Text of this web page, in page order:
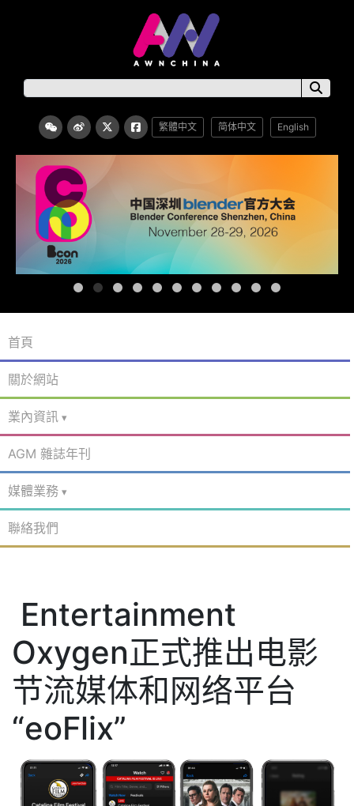
繁體中文 简体中文 English
首頁
關於網站
業內資訊
AGM 雜誌年刊
媒體業務
聯絡我們
Entertainment
Oxygen正式推出电影
节流媒体和网络平台
“eoFlix”